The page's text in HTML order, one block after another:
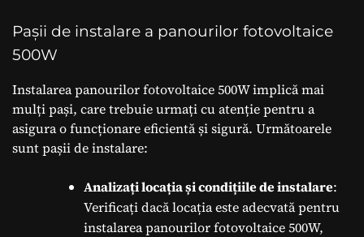
Pașii de instalare a panourilor fotovoltaice
500W
Instalarea panourilor fotovoltaice 500W implică mai
mulți pași, care trebuie urmați cu atenție pentru a
asigura o funcționare eficientă și sigură. Următoarele
sunt pașii de instalare:
Analizați locația și condițiile de instalare:
Verificați dacă locația este adecvată pentru
instalarea panourilor fotovoltaice 500W,